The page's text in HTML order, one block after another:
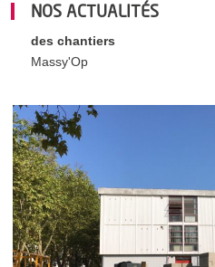
NOS ACTUALITÉS
des chantiers
Massy'Op